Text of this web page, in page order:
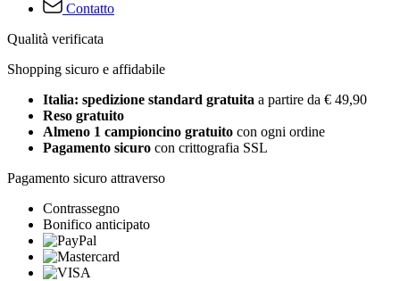
Contatto
Qualità verificata
Shopping sicuro e affidabile
Italia: spedizione standard gratuita a partire da € 49,90
Reso gratuito
Almeno 1 campioncino gratuito con ogni ordine
Pagamento sicuro con crittografia SSL
Pagamento sicuro attraverso
Contrassegno
Bonifico anticipato